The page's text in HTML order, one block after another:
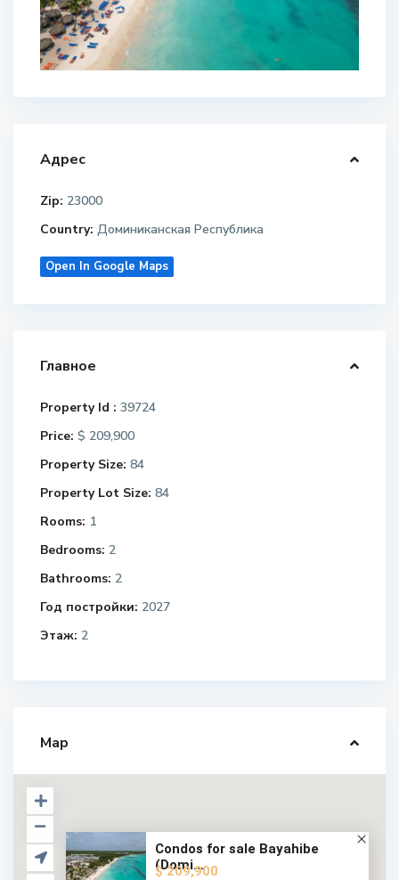
Адрес
Zip: 23000
Country: Доминиканская Республика
Open In Google Maps
Главное
Property Id : 39724
Price: $ 209,900
Property Size: 84
Property Lot Size: 84
Rooms: 1
Bedrooms: 2
Bathrooms: 2
Год постройки: 2027
Этаж: 2
Map
Condos for sale Bayahibe
(Domi...
$ 209,900